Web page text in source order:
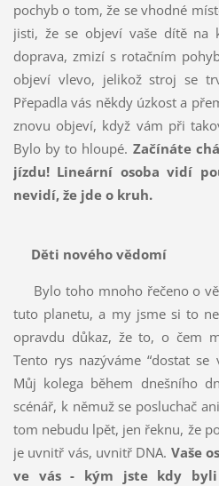
pochyb o tom, že se vhodné
jisti, že se objeví vaše dítě na
doprava, zmizí s rotačním
objeví vlevo, jelikož stroj se
Přepadla vás někdy úzkost a
znovu objeví, když vám při
Bylo by to hloupé. Začínáte
jízdu! Lineární osoba vidí
nevidí, že jde o kruh.
Děti nového vědomí
Bylo toho mnoho řečeno o
tuto planetu, a my jsme si to
opravdu důkaz, že to, o čem
Tento rys nazýváme “dostat se
Můj kolega během dnešního
scénář, k němuž se posluchač
tom nebudu lpět, jen řeknu, že
je uvnitř vás, uvnitř DNA. Vaše
ve vás - kým jste kdy